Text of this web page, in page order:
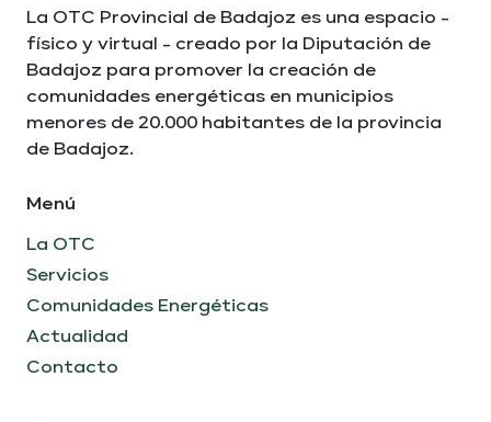
La OTC Provincial de Badajoz es una espacio -
físico y virtual - creado por la Diputación de
Badajoz para promover la creación de
comunidades energéticas en municipios
menores de 20.000 habitantes de la provincia
de Badajoz.
Menú
La OTC
Servicios
Comunidades Energéticas
Actualidad
Contacto